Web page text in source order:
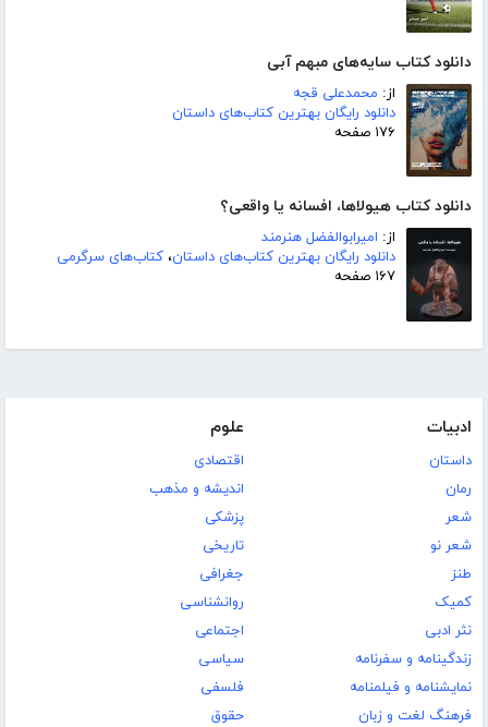
دانلود کتاب سایه‌های مبهم آبی
از: محمدعلی قجه
دانلود رایگان بهترین کتاب‌های داستان
۱۷۶ صفحه
دانلود کتاب هیولاها، افسانه یا واقعی؟
از: امیرابوالفضل هنرمند
دانلود رایگان بهترین کتاب‌های داستان، کتاب‌های سرگرمی
۱۶۷ صفحه
ادبیات
داستان
رمان
شعر
شعر نو
طنز
کمیک
نثر ادبی
زندگینامه و سفرنامه
نمایشنامه و فیلمنامه
فرهنگ لغت و زبان
علوم
اقتصادی
اندیشه و مذهب
پزشکی
تاریخی
جغرافی
روانشناسی
اجتماعی
سیاسی
فلسفی
حقوق